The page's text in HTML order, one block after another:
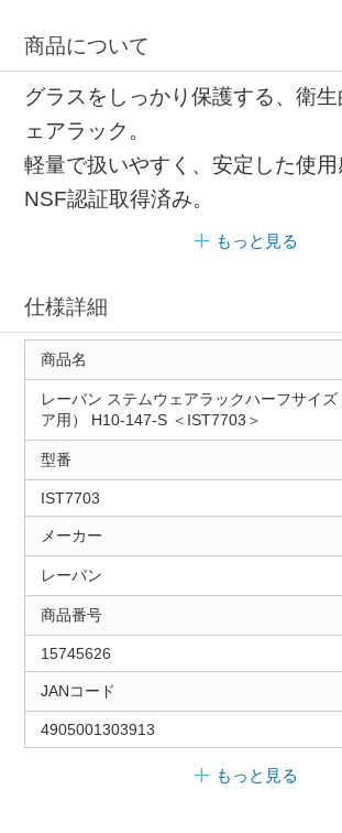
商品について
グラスをしっかり保護する、衛
ェアラック。
軽量で扱いやすく、安定した使用
NSF認証取得済み。
もっと見る
仕様詳細
商品名
レーバン ステムウェアラックハーフサイズ
ア用） H10-147-S ＜IST7703＞
型番
IST7703
メーカー
レーバン
商品番号
15745626
JANコード
4905001303913
もっと見る